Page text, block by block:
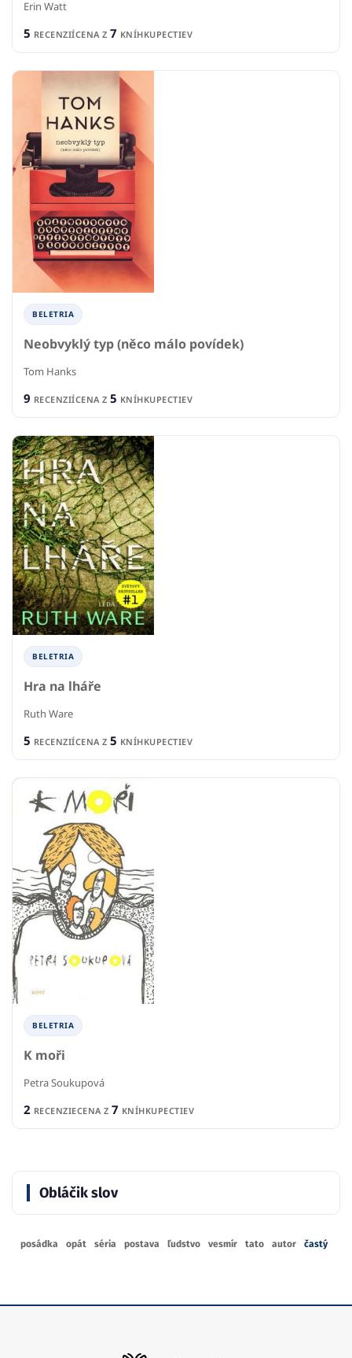
Erin Watt
5 RECENZIÍCENA Z 7 KNÍHKUPECTIEV
BELETRIA
Neobvyklý typ (něco málo povídek)
Tom Hanks
9 RECENZIÍCENA Z 5 KNÍHKUPECTIEV
BELETRIA
Hra na lháře
Ruth Ware
5 RECENZIÍCENA Z 5 KNÍHKUPECTIEV
BELETRIA
K moři
Petra Soukupová
2 RECENZIECENA Z 7 KNÍHKUPECTIEV
Obláčik slov
posádka opát séria postava ľudstvo vesmír tato autor častý